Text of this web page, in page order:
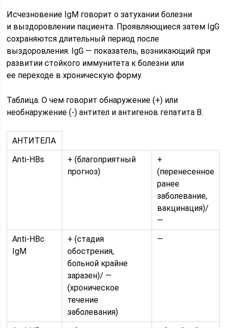
Исчезновение IgM говорит о затухании болезни
и выздоровлении пациента. Проявляющиеся затем IgG
сохраняются длительный период после
выздоровления. IgG — показатель, возникающий при
развитии стойкого иммунитета к болезни или
ее переходе в хроническую форму.
Таблица. О чем говорит обнаружение (+) или
необнаружение (-) антител и антигенов гепатита В.
АНТИТЕЛА
Anti-HBs
+ (благоприятный
прогноз)
+
(перенесенное
ранее
заболевание,
вакцинация)/
—
Anti-НВс
IgM
+ (стадия
обострения,
больной крайне
заразен)/ —
(хроническое
течение
заболевания)
—